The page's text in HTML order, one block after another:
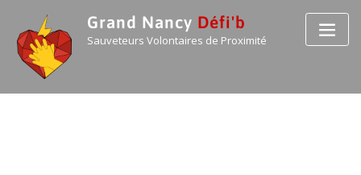
Grand Nancy Défi'b
Sauveteurs Volontaires de Proximité